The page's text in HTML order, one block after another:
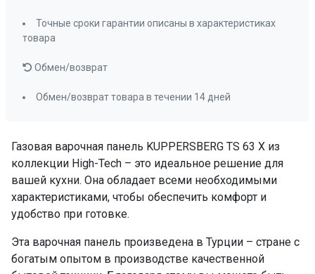
Газовая варочная панель KUPPERSBERG TS 63 X из
коллекции High-Tech – это идеальное решение для
вашей кухни. Она обладает всеми необходимыми
характеристиками, чтобы обеспечить комфорт и
удобство при готовке.
Эта варочная панель произведена в Турции – стране с
богатым опытом в производстве качественной
Точные сроки гарантии описаны в характеристиках
товара
Обмен/возврат
Обмен/возврат товара в течении 14 дней